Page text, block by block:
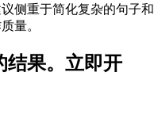
侧重于简化复杂的句子和
量。
结果。立即开